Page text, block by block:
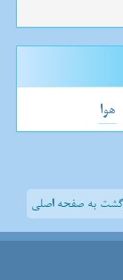
هوا
به صفحه اصلی